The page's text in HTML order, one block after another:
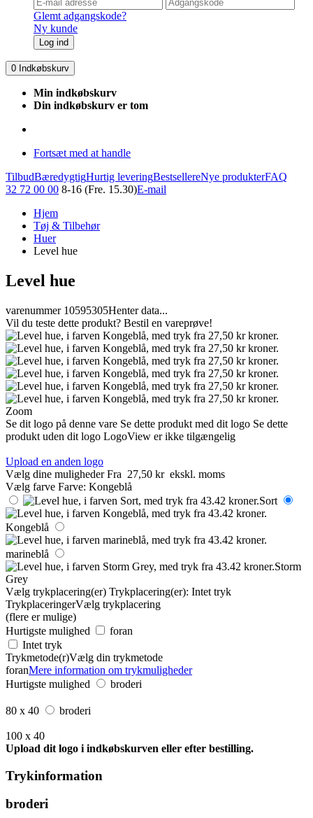
Glemt adgangskode?
Ny kunde
Log ind
0 Indkøbskurv
Min indkøbskurv
Din indkøbskurv er tom
Fortsæt med at handle
TilbudBæredygtigHurtig leveringBestsellereNye produkterFAQ
32 72 00 00 8-16 (Fre. 15.30)E-mail
Hjem
Tøj & Tilbehør
Huer
Level hue
Level hue
varenummer 10595305Henter data...
Vil du teste dette produkt? Bestil en vareprøve!
Zoom
Se dit logo på denne vare Se dette produkt med dit logo Se dette
produkt uden dit logo LogoView er ikke tilgængelig
Upload en anden logo
Vælg dine muligheder Fra 27,50 kr ekskl. moms
Vælg farve Farve: Kongeblå
Sort
Kongeblå
marineblå
Storm
Grey
Vælg trykplacering(er) Trykplacering(er): Intet tryk
TrykplaceringerVælg trykplacering
(flere er mulige)
Hurtigste mulighed
foran
Intet tryk
Trykmetode(r)Vælg din trykmetode
foranMere information om trykmuligheder
Hurtigste mulighed
broderi
80 x 40 broderi
100 x 40
Upload dit logo i indkøbskurven eller efter bestilling.
Trykinformation
broderi